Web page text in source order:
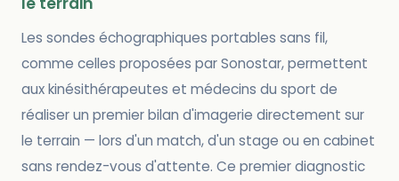
Les sondes échographiques portables sans fil,
comme celles proposées par Sonostar, permettent
aux kinésithérapeutes et médecins du sport de
réaliser un premier bilan d'imagerie directement sur
le terrain — lors d'un match, d'un stage ou en cabinet
sans rendez-vous d'attente. Ce premier diagnostic